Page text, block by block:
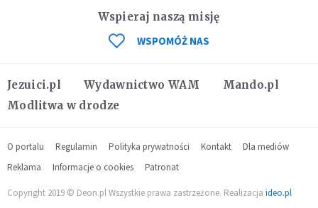
Jezuici.pl Wydawnictwo WAM
Mando.pl
Modlitwa w drodze
Wspieraj naszą misję
WSPOMÓŻ NAS
O portalu Regulamin Polityka prywatności Kontakt
Dla mediów
Reklama
Informacje o cookies Patronat
Copyright 2019 © Deon.pl Wszystkie prawa zastrzeżone. Realizacja ideo.pl